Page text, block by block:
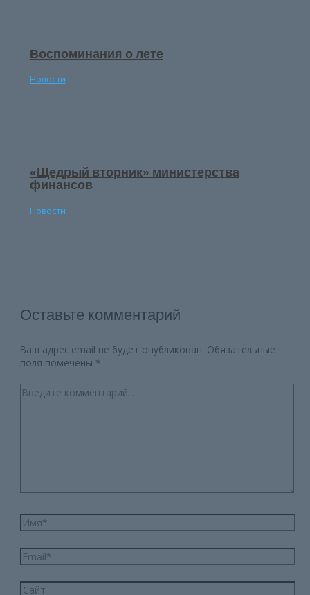
Воспоминания о лете
Новости
«Щедрый вторник» министерства
финансов
Новости
Оставьте комментарий
Ваш адрес email не будет опубликован. Обязательные
поля помечены *
Введите
комментарий...
Имя*
Email*
Сайт